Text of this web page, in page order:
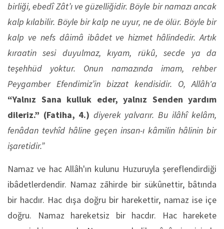
birliği, ebedî Zât’ı ve güzelliğidir. Böyle bir namazı ancak
kalp kılabilir. Böyle bir kalp ne uyur, ne de ölür. Böyle bir
kalp ve nefs dâimâ ibâdet ve hizmet hâlindedir. Artık
kıraatin sesi duyulmaz, kıyam, rükû, secde ya da
teşehhüd yoktur. Onun namazında imam, rehber
Peygamber Efendimiz’in bizzat kendisidir. O, Allâh'a
“Yalnız Sana kulluk eder, yalnız Senden yardım
dileriz.” (Fatiha, 4.) diyerek yalvarır. Bu ilâhî kelâm,
fenâdan tevhîd hâline geçen insan-ı kâmilin hâlinin bir
işaretidir.”
Namaz ve hac Allâh'ın kulunu Huzuruyla şereflendirdiği
ibâdetlerdendir. Namaz zāhirde bir sükûnettir, bâtında
bir hacdır. Hac dışa doğru bir harekettir, namaz ise içe
doğru. Namaz hareketsiz bir hacdır. Hac harekete